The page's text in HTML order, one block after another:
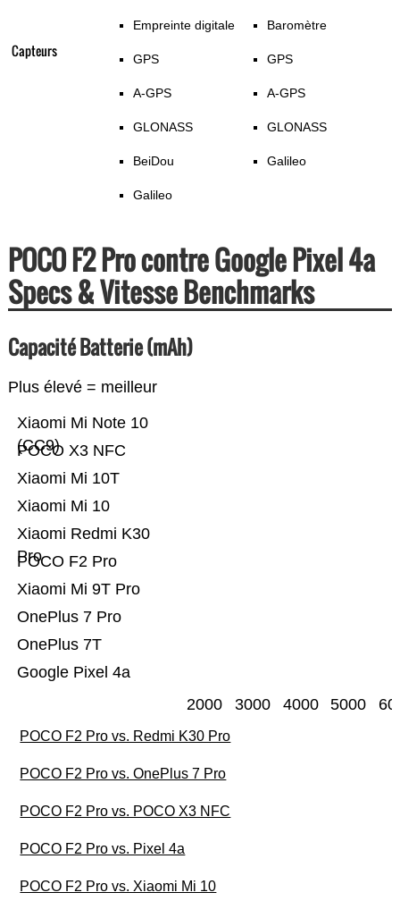
Capteurs
Empreinte digitale
GPS
A-GPS
GLONASS
BeiDou
Galileo
Baromètre
GPS
A-GPS
GLONASS
Galileo
POCO F2 Pro contre Google Pixel 4a
Specs & Vitesse Benchmarks
Capacité Batterie (mAh)
Plus élevé = meilleur
Google Pixel 4a
OnePlus 7T
OnePlus 7 Pro
Xiaomi Mi 9T Pro
POCO F2 Pro
Xiaomi Redmi K30
Pro
Xiaomi Mi 10
Xiaomi Mi 10T
POCO X3 NFC
Xiaomi Mi Note 10
(CC9)
2000 3000 4000 5000
POCO F2 Pro vs. Redmi K30 Pro
POCO F2 Pro vs. OnePlus 7 Pro
POCO F2 Pro vs. POCO X3 NFC
POCO F2 Pro vs. Pixel 4a
POCO F2 Pro vs. Xiaomi Mi 10